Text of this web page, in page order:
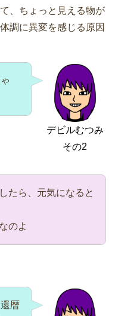
、ちょっと見える物が
調に異変を感じる原因
デビルむつみ
その2
たら、元気になると
のよ
暦